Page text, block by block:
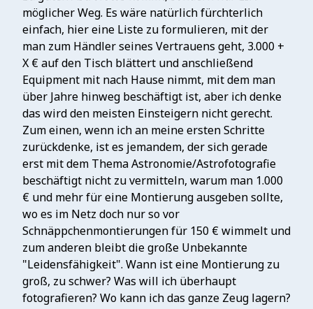
möglicher Weg. Es wäre natürlich fürchterlich
einfach, hier eine Liste zu formulieren, mit der
man zum Händler seines Vertrauens geht, 3.000 +
X € auf den Tisch blättert und anschließend
Equipment mit nach Hause nimmt, mit dem man
über Jahre hinweg beschäftigt ist, aber ich denke
das wird den meisten Einsteigern nicht gerecht.
Zum einen, wenn ich an meine ersten Schritte
zurückdenke, ist es jemandem, der sich gerade
erst mit dem Thema Astronomie/Astrofotografie
beschäftigt nicht zu vermitteln, warum man 1.000
€ und mehr für eine Montierung ausgeben sollte,
wo es im Netz doch nur so vor
Schnäppchenmontierungen für 150 € wimmelt und
zum anderen bleibt die große Unbekannte
"Leidensfähigkeit". Wann ist eine Montierung zu
groß, zu schwer? Was will ich überhaupt
fotografieren? Wo kann ich das ganze Zeug lagern?